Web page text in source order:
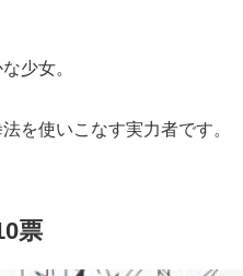
少女。
を使いこなす実力者です。
票